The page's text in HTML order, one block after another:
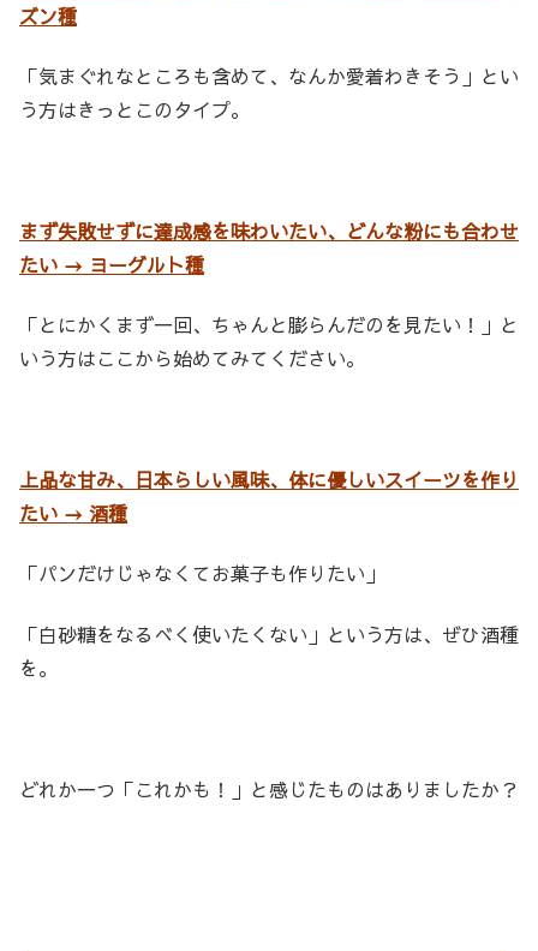
ズン種
「気まぐれなところも含めて、なんか愛着わきそう」とい
う方はきっとこのタイプ。
まず失敗せずに達成感を味わいたい、どんな粉にも合わせ
たい → ヨーグルト種
「とにかくまず一回、ちゃんと膨らんだのを見たい！」と
いう方はここから始めてみてください。
上品な甘み、日本らしい風味、体に優しいスイーツを作り
たい → 酒種
「パンだけじゃなくてお菓子も作りたい」
「白砂糖をなるべく使いたくない」という方は、ぜひ酒種
を。
どれか一つ「これかも！」と感じたものはありましたか？